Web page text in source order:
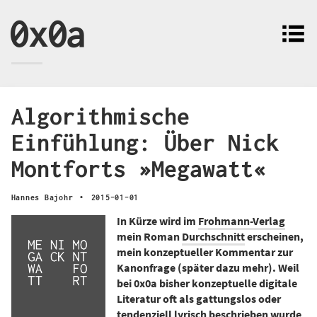
0x0a
Algorithmische
Einfühlung: Über Nick
Montforts »Megawatt«
Hannes Bajohr · 2015-01-01
In Kürze wird im Frohmann-Verlag
mein Roman Durchschnitterscheinen,
mein konzeptueller Kommentar zur
Kanonfrage (später dazu mehr). Weil
bei 0x0a bisher konzeptuelle digitale
Literatur oft als gattungslos oder